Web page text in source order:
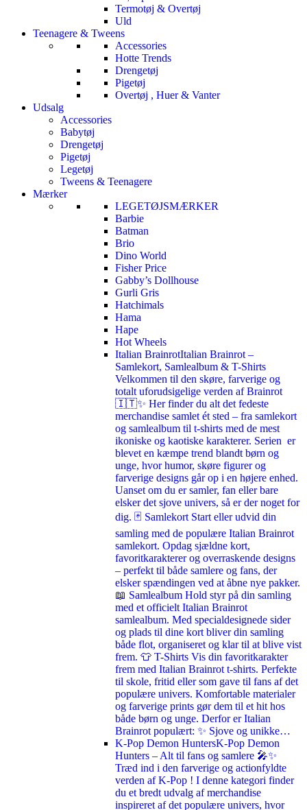
Termotøj & Overtøj
Uld
Teenagere & Tweens
Accessories
Hotte Trends
Drengetøj
Pigetøj
Overtøj , Huer & Vanter
Udsalg
Accessories
Babytøj
Drengetøj
Pigetøj
Legetøj
Tweens & Teenagere
Mærker
LEGETØJSMÆRKER
Barbie
Batman
Brio
Dino World
Fisher Price
Gabby’s Dollhouse
Gurli Gris
Hatchimals
Hama
Hape
Hot Wheels
Italian BrainrotItalian Brainrot –
Samlekort, Samlealbum & T-Shirts
Velkommen til den skøre, farverige og
totalt uforudsigelige verden af Brainrot
🇮🇹✨ Her finder du alt det fedeste
merchandise samlet ét sted – fra samlekort
og samlealbum til t-shirts med de mest
ikoniske og kaotiske karakterer. Serien er
blevet en kæmpe trend blandt børn og
unge, hvor humor, skøre figurer og
farverige designs går op i en højere enhed.
Uanset om du er samler, fan eller bare
elsker det sjove univers, så er der noget for
dig. 🃏 Samlekort Start eller udvid din
samling med de populære Italian Brainrot
samlekort. Opdag sjældne kort,
favoritkarakterer og overraskende designs
– perfekt til både samlere og fans, der
elsker spændingen ved at åbne nye pakker.
📖 Samlealbum Hold styr på din samling
med et officielt Italian Brainrot
samlealbum. Med specialdesignede sider
og plads til dine kort bliver din samling
både flot, organiseret og klar til at blive vist
frem. 👕 T-Shirts Vis din favoritkarakter
frem med Italian Brainrot t-shirts. Perfekte
til skole, fritid eller som gave til fans af det
populære univers. Komfortable materialer
og farverige prints gør dem til et hit hos
både børn og unge. Derfor er Italian
Brainrot populært: ✨ Sjove og unikke…
K-Pop Demon HuntersK-Pop Demon
Hunters – Alt til fans og samlere 🎤✨
Træd ind i den farverige og actionfyldte
verden af K-Pop ! I denne kategori finder
du et bredt udvalg af merchandise
inspireret af det populære univers, hvor